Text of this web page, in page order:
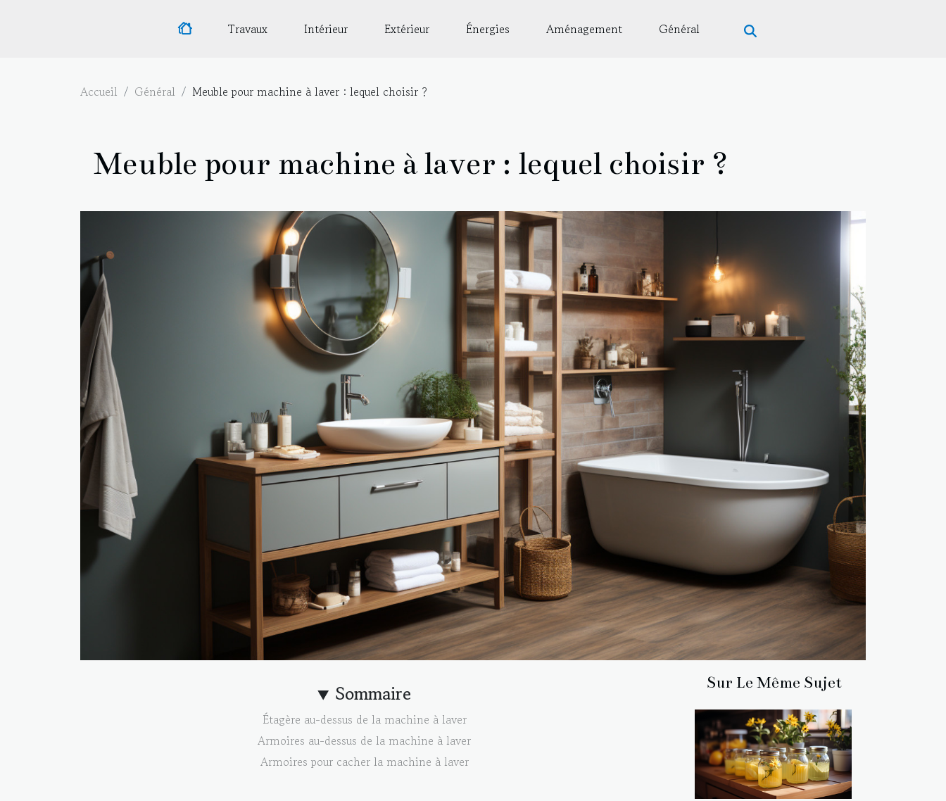
Travaux Intérieur Extérieur Énergies Aménagement Général
Accueil Général Meuble pour machine à laver : lequel choisir ?
Meuble pour machine à laver : lequel choisir ?
Sommaire
Étagère au-dessus de la machine à laver
Armoires au-dessus de la machine à laver
Armoires pour cacher la machine à laver
Sur Le Même Sujet